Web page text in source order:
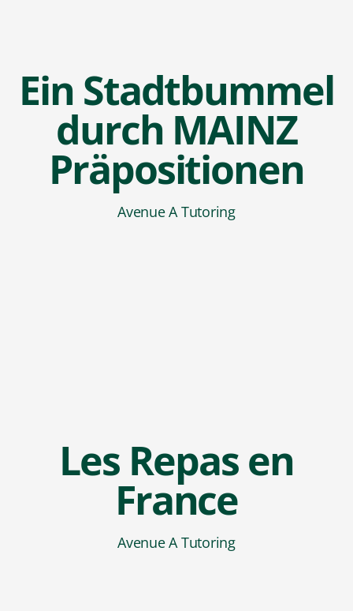
Ein Stadtbummel
durch MAINZ
Präpositionen
Avenue A Tutoring
Les Repas en
France
Avenue A Tutoring